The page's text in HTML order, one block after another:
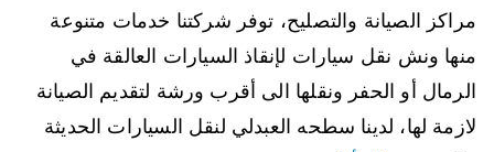
مراكز الصيانة والتصليح، توفر شركتنا خدمات متنوعة
منها ونش نقل سيارات لإنقاذ السيارات العالقة في
الرمال أو الحفر ونقلها الى أقرب ورشة لتقديم الصيانة
لازمة لها، لدينا سطحه العبدلي لنقل السيارات الحديثة